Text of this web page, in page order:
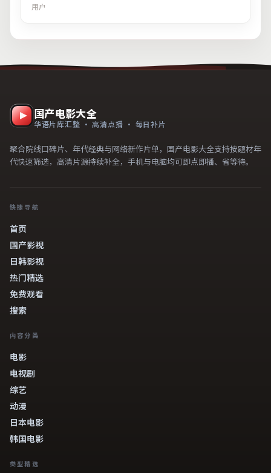
用户
国产电影大全
华语片库汇整 · 高清点播 · 每日补片
聚合院线口碑片、年代经典与网络新作片单，国产电影大全支持按题材年
代快速筛选，高清片源持续补全，手机与电脑均可即点即播、省等待。
快捷导航
首页
国产影视
日韩影视
热门精选
免费观看
搜索
内容分类
电影
电视剧
综艺
动漫
日本电影
韩国电影
类型精选